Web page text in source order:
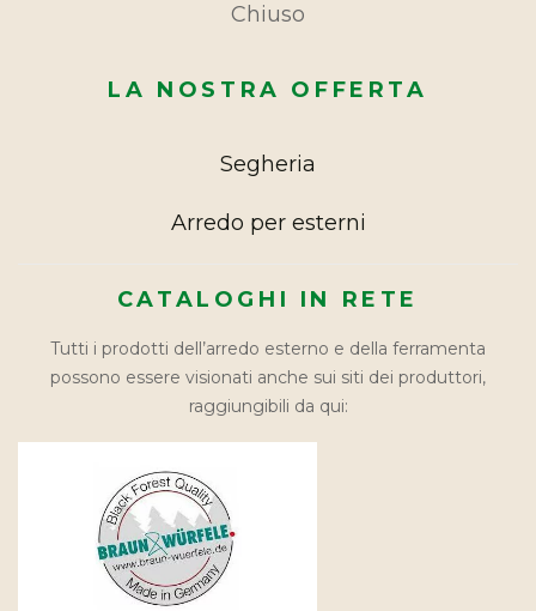
Chiuso
LA NOSTRA OFFERTA
Segheria
Arredo per esterni
CATALOGHI IN RETE
Tutti i prodotti dell’arredo esterno e della ferramenta
possono essere visionati anche sui siti dei produttori,
raggiungibili da qui: